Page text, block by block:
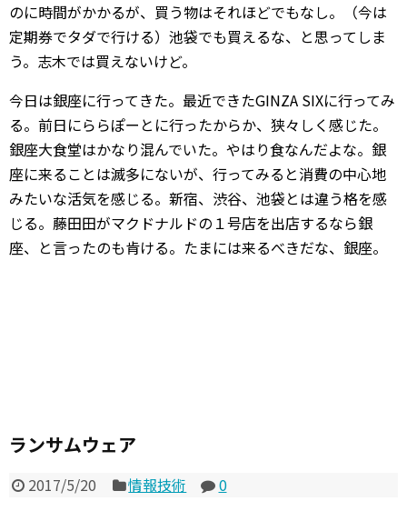
のに時間がかかるが、買う物はそれほどでもなし。（今は
定期券でタダで行ける）池袋でも買えるな、と思ってしま
う。志木では買えないけど。
今日は銀座に行ってきた。最近できたGINZA SIXに行ってみ
る。前日にららぽーとに行ったからか、狭々しく感じた。
銀座大食堂はかなり混んでいた。やはり食なんだよな。銀
座に来ることは滅多にないが、行ってみると消費の中心地
みたいな活気を感じる。新宿、渋谷、池袋とは違う格を感
じる。藤田田がマクドナルドの１号店を出店するなら銀
座、と言ったのも肯ける。たまには来るべきだな、銀座。
ランサムウェア
2017/5/20 情報技術
0